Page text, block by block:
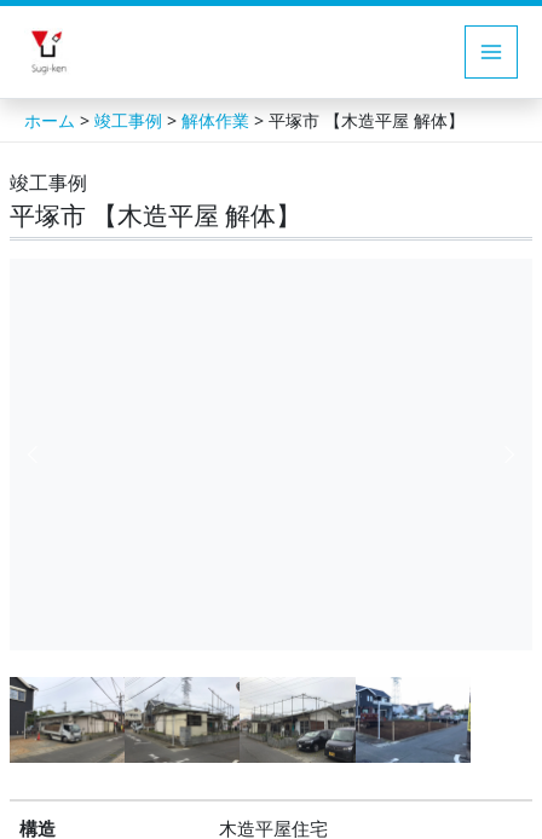
ッ
プ
Main
ホーム > 竣工事例 > 解体作業 > 平塚市 【木造平屋 解体】
竣工事例
平塚市 【木造平屋 解体】
構造木造平屋住